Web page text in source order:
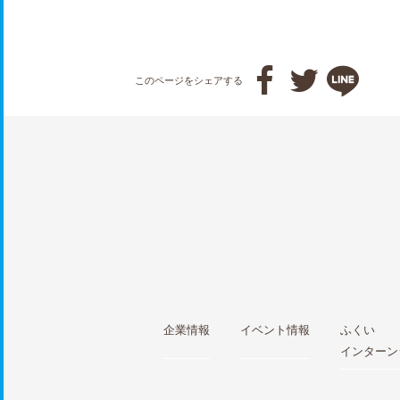
このページをシェアする   
企業情報 イベント情報
ふくい
インター